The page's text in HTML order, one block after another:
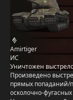
Amirtiger
ИС
Уничтожен
Произведено
прямых попаданий/
осколочно-